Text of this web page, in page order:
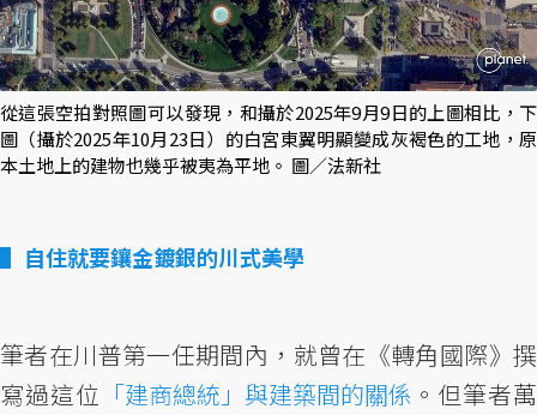
從這張空拍對照圖可以發現，和攝於2025年9月9日的上圖相比，下
圖（攝於2025年10月23日）的白宮東翼明顯變成灰褐色的工地，原
本土地上的建物也幾乎被夷為平地。 圖／法新社
自住就要鑲金鍍銀的川式美學
筆者在川普第一任期間內，就曾在《轉角國際》撰
寫過這位 「建商總統」與建築間的關係 。但筆者萬